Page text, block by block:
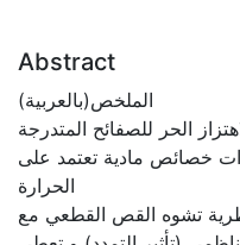
Abstract
الملخص(بالعربية)
الحر للصفائح المتدرجة
ﺧﺼﺎﺋﺺ ﻣﺎدﯾﺔ ﺗﻌﺘﻤﺪ ﻋﻠﻰ
اﻟﺤﺮارة
ﺗﺸﻮه اﻟﻘﺺ اﻟﻘﻄﻌﻲ مع